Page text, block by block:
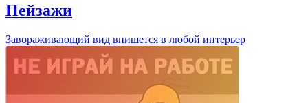
Пейзажи
Завораживающий вид впишется в любой интерьер